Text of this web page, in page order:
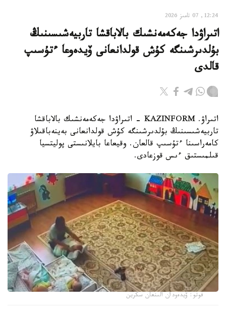
12:24, 07 تامىز 2026
اتىراۋدا جەكەمەنشىك بالاباقشا تاربيەشىسىنىڭ
بۇلدىرشىنگە كۇش قولدانعانى ۆيدەوعا ءتۇسىپ
قالدى
اتىراۋ. KAZINFORM - اتىراۋدا جەكەمەنشىك بالاباقشا
تاربيەشىسىنىڭ بۇلدىرشىنگە كۇش قولدانعانى بەينەباقىلاۋ
كامەراسىنا ءتۇسىپ قالعان. وقيعاعا بايلانىستى پوليتسيا
قىلمىستىق ءىس قوزعادى.
فوتو: ۆيدەودان الىنعان سكرين